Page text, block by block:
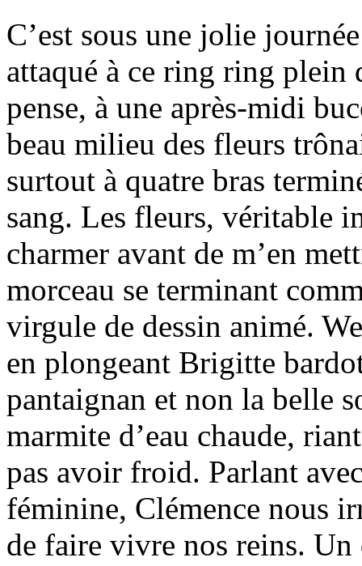
C’est sous une jolie
attaqué à ce ring ring plein
pense, à une après-midi
beau milieu des fleurs
surtout à quatre bras
sang. Les fleurs, véritable
charmer avant de m’en
morceau se terminant
virgule de dessin animé.
en plongeant Brigitte
pantaignan et non la belle
marmite d’eau chaude,
pas avoir froid. Parlant
féminine, Clémence nous
de faire vivre nos reins. Un